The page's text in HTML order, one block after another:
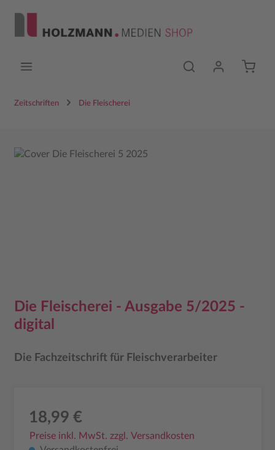
Zeitschriften Die Fleischerei
Bildergalerie überspringen
Die Fleischerei - Ausgabe 5/2025 -
digital
Die Fachzeitschrift für Fleischverarbeiter
18,99 €
Preise inkl. MwSt. zzgl. Versandkosten